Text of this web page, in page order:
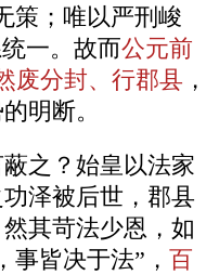
策；唯以严刑峻
一。故而公元前
废分封、行郡县 ，
明断。
之？始皇以法家
泽被后世，郡县
其苛法少恩，如
事皆决于法”， 百